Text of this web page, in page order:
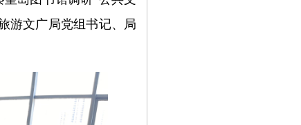
游文广局党组书记、局